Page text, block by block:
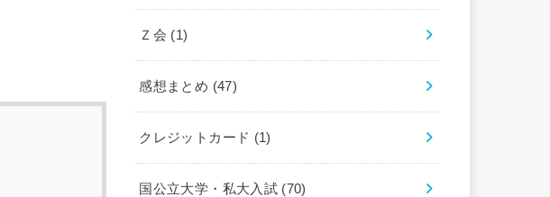
Ｚ会 (1)
感想まとめ (47)
クレジットカード (1)
国公立大学・私大入試 (70)